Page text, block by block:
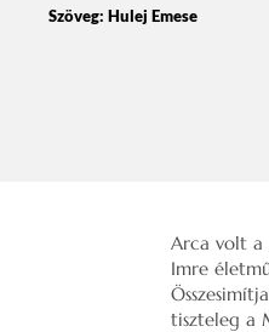
Szöveg: Hulej Emese
Arca volt a
Imre
tiszteleg a